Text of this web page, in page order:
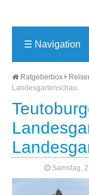
☰ Navigation
Ratgeberbox
Landesgartenschau
Samstag,